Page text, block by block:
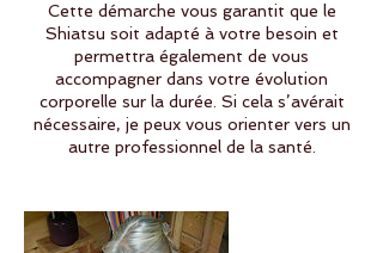
Cette démarche vous garantit que le
Shiatsu soit adapté à votre besoin et
permettra également de vous
accompagner dans votre évolution
corporelle sur la durée. Si cela s’avérait
nécessaire, je peux vous orienter vers un
autre professionnel de la santé.